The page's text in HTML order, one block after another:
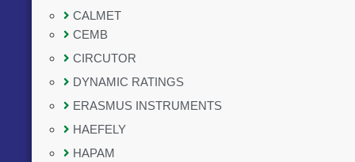
CALMET
CEMB
CIRCUTOR
DYNAMIC RATINGS
ERASMUS INSTRUMENTS
HAEFELY
HAPAM